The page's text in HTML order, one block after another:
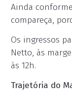
Ainda
compareça,
Os ingressos
Netto, às
às 12h.
Trajetória do